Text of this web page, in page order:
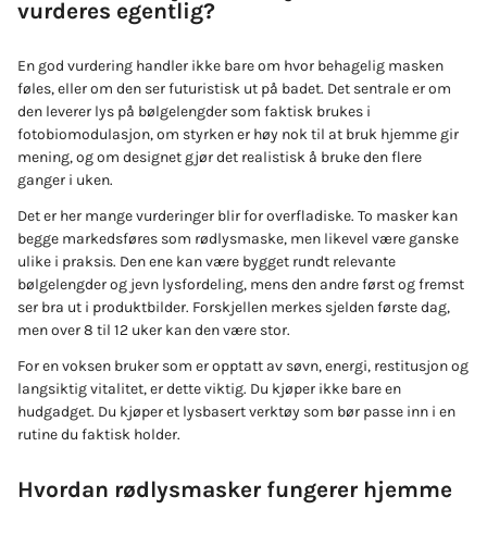
vurderes egentlig?
En god vurdering handler ikke bare om hvor behagelig masken
føles, eller om den ser futuristisk ut på badet. Det sentrale er om
den leverer lys på bølgelengder som faktisk brukes i
fotobiomodulasjon, om styrken er høy nok til at bruk hjemme gir
mening, og om designet gjør det realistisk å bruke den flere
ganger i uken.
Det er her mange vurderinger blir for overfladiske. To masker kan
begge markedsføres som rødlysmaske, men likevel være ganske
ulike i praksis. Den ene kan være bygget rundt relevante
bølgelengder og jevn lysfordeling, mens den andre først og fremst
ser bra ut i produktbilder. Forskjellen merkes sjelden første dag,
men over 8 til 12 uker kan den være stor.
For en voksen bruker som er opptatt av søvn, energi, restitusjon og
langsiktig vitalitet, er dette viktig. Du kjøper ikke bare en
hudgadget. Du kjøper et lysbasert verktøy som bør passe inn i en
rutine du faktisk holder.
Hvordan rødlysmasker fungerer hjemme